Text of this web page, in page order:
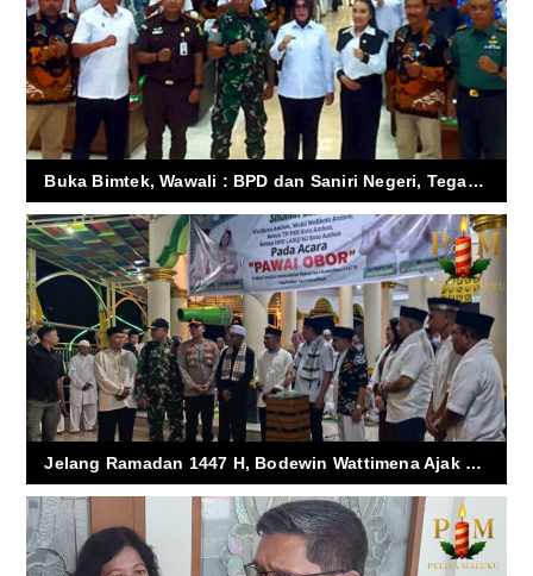
Buka Bimtek, Wawali : BPD dan Saniri Negeri, Tegaskan Peran Bela Negara
Jelang Ramadan 1447 H, Bodewin Wattimena Ajak Warga Ambon Rawat Toleransi dan Dorong Pawai Obor Jadi Agenda Wisata